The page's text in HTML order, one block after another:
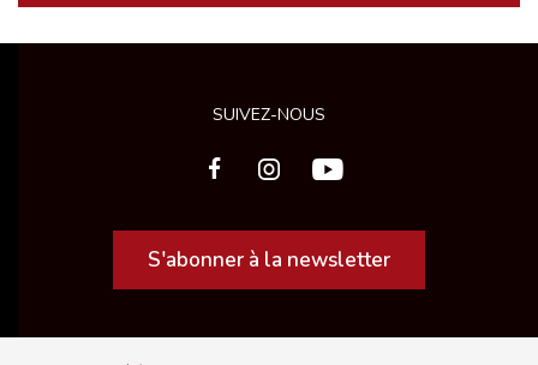
SUIVEZ-NOUS
S'abonner à la newsletter